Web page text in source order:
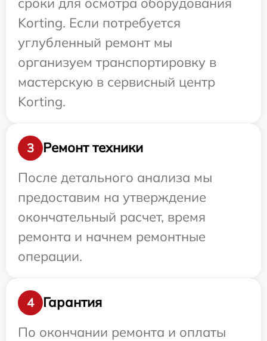
Korting. Если потребуется
углубленный ремонт мы
организуем транспортировку в
мастерскую в сервисный центр
Korting.
3
Ремонт техники
После детального анализа мы
предоставим на утверждение
окончательный расчет, время
ремонта и начнем ремонтные
операции.
4
Гарантия
По окончании ремонта и оплаты